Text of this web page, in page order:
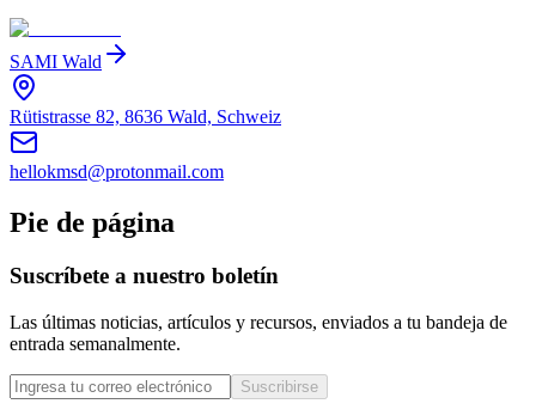
SAMI Wald
Rütistrasse 82, 8636 Wald, Schweiz
hellokmsd@protonmail.com
Pie de página
Suscríbete a nuestro boletín
Las últimas noticias, artículos y recursos, enviados a tu bandeja de
entrada semanalmente.
Suscribirse